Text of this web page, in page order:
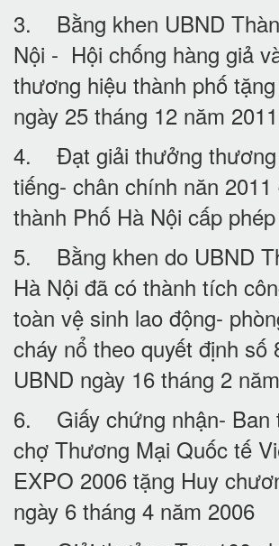
3. Bằng khen UBND
Nội - Hội chống hàng giả
thương hiệu thành phố
ngày 25 tháng 12 năm 2011
4. Đạt giải thưởng thương
tiếng- chân chính năn 2011
thành Phố Hà Nội cấp
5. Bằng khen do UBND
Hà Nội đã có thành tích
toàn vệ sinh lao động-
cháy nổ theo quyết định số
UBND ngày 16 tháng 2
6. Giấy chứng nhận- Ban
chợ Thương Mại Quốc tế
EXPO 2006 tặng Huy
ngày 6 tháng 4 năm 2006